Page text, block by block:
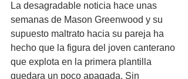
La desagradable noticia hace unas
semanas de Mason Greenwood y su
supuesto maltrato hacia su pareja ha
hecho que la figura del joven canterano
que explota en la primera plantilla
quedara un poco apagada. Sin